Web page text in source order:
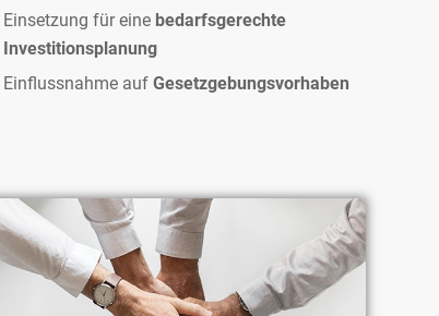
Einsetzung für eine bedarfsgerechte
Investitionsplanung
Einflussnahme aufGesetzgebungsvorhaben